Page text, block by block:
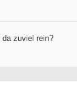
zuviel rein?